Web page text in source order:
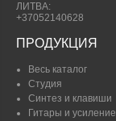
ЛИТВА:
+37052140628
ПРОДУКЦИЯ
Весь каталог
Студия
Синтез и клавиши
Гитары и усиление